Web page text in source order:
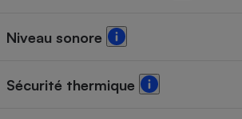
Niveau sonore
Sécurité thermique